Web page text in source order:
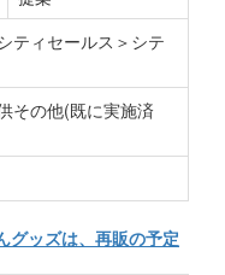
ティセールス＞シテ
その他(既に実施済
グッズは、再販の予定